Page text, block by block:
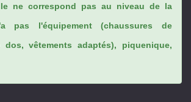
ne correspond pas au niveau de la
pas l'équipement (chaussures de
dos, vêtements adaptés), piquenique,